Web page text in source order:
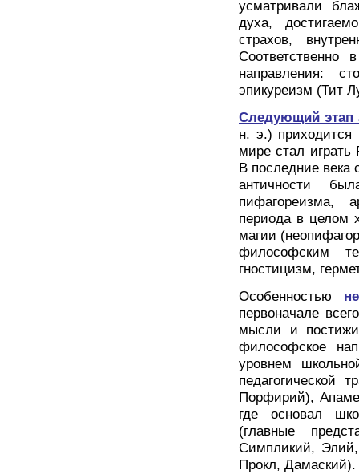
усматривали
духа,
страхов,
направления:
эпикуреизм (Тит
Следующий этап
н. э.)
мире стал играть
В последние века
античности
пифагореизма,
периода в целом
магии
философским
гностицизм,
Особенностью
первоначале
мысли и
философское
уровнем
педагогической
Порфирий),
где основал
(главные
Симпликий,
Прокл, Дамаский).